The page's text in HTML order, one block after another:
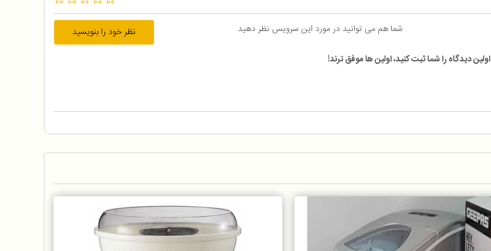
شما هم می توانید در مورد این سرویس نظر دهید
نظر خود را بنویسید
اولین دیدگاه را شما ثبت کنید، اولین ها موفق ترند!